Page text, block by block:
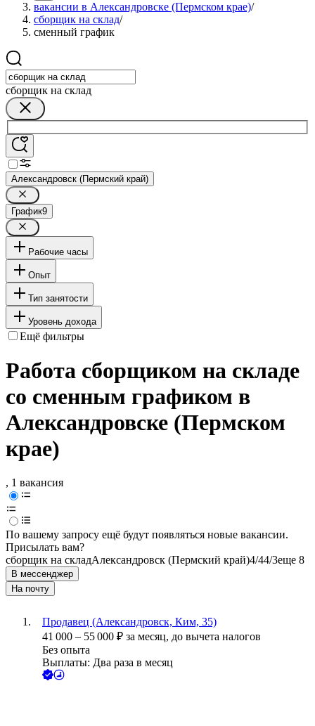
вакансии в Александровске (Пермском крае)/
сборщик на склад/
сменный график
сборщик на склад
Александровск (Пермский край)
График9
Рабочие часы
Опыт
Тип занятости
Уровень дохода
Ещё фильтры
Работа сборщиком на складе
со сменным графиком в
Александровске (Пермском
крае)
, 1 вакансия
По вашему запросу ещё будут появляться новые вакансии.
Присылать вам?
сборщик на складАлександровск (Пермский край)4/44/3еще 8
В мессенджер
На почту
Продавец (Александровск, Ким, 35)
41 000 – 55 000 ₽ за месяц, до вычета налогов
Без опыта
Выплаты: Два раза в месяц